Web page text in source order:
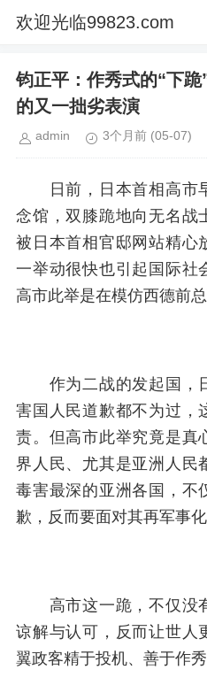
欢迎光临99823.com
钧正平：作秀式的“下
的又一拙劣表演
admin 3个月前 (05-07)
日前，日本首相高市
念馆，双膝跪地向无名战
被日本首相官邸网站精心
一举动很快也引起国际社
高市此举是在模仿西德前总
作为二战的发起国，
害国人民道歉都不为过，
责。但高市此举究竟是真
界人民、尤其是亚洲人民
毒害最深的亚洲各国，不
歉，反而要面对其再军事化
高市这一跪，不仅没
谅解与认可，反而让世人
翼政客精于投机、善于作